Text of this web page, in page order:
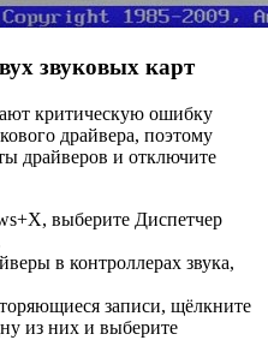
звуковых карт
критическую ошибку
драйвера, поэтому
драйверов и отключите
выберите Диспетчер
в контроллерах звука,
записи, щёлкните
из них и выберите